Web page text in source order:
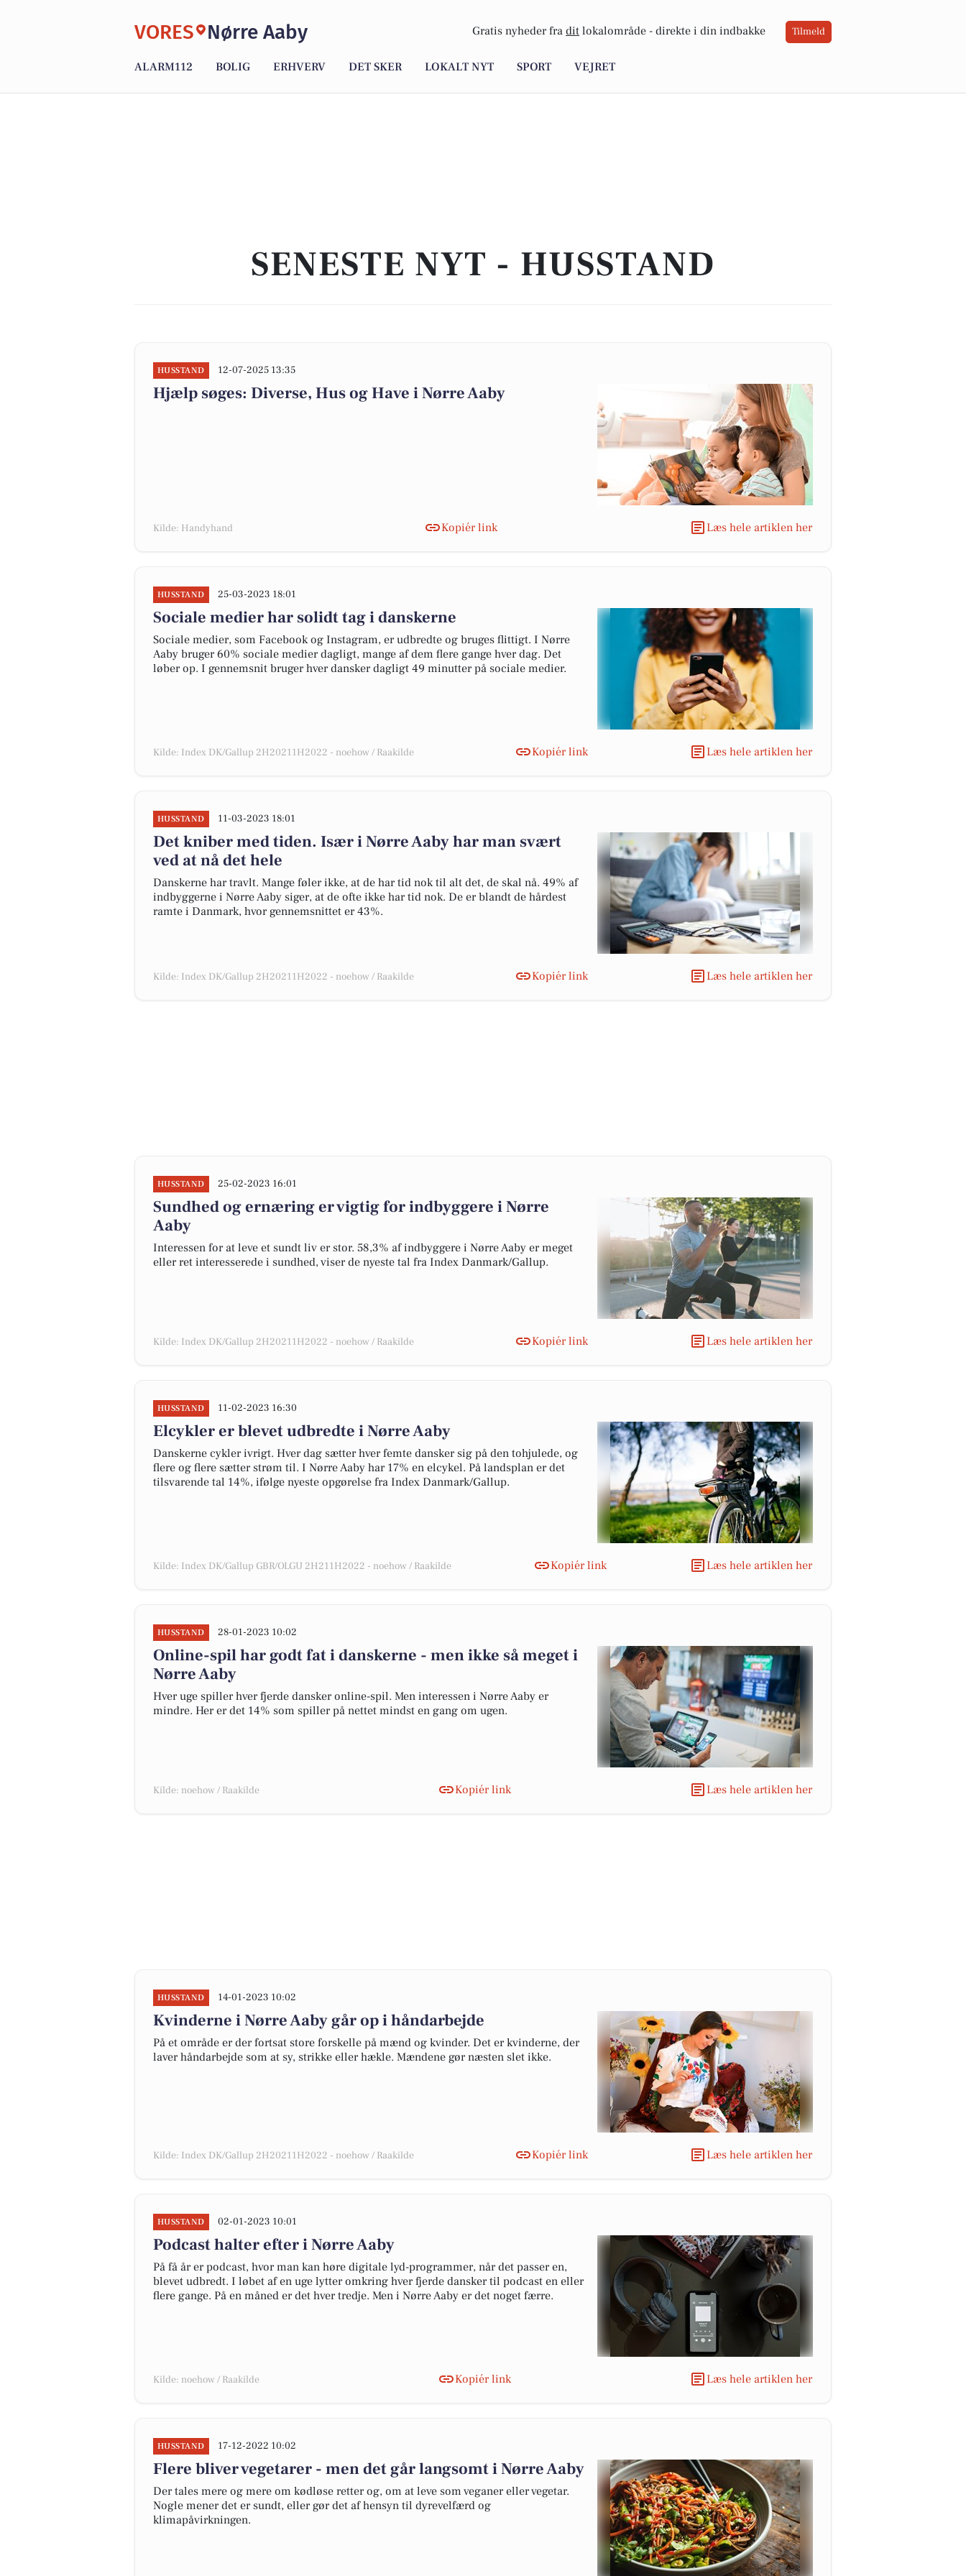
VORES Nørre Aaby Gratis nyheder fra dit lokalområde - direkte i din indbakke Tilmeld
ALARM112 BOLIG ERHVERV DET SKER LOKALT NYT SPORT VEJRET
SENESTE NYT - HUSSTAND
HUSSTAND 12-07-2025 13:35
Hjælp søges: Diverse, Hus og Have i Nørre Aaby
Kilde: Handyhand Kopiér link Læs hele artiklen her
HUSSTAND 25-03-2023 18:01
Sociale medier har solidt tag i danskerne
Sociale medier, som Facebook og Instagram, er udbredte og bruges flittigt. I Nørre
Aaby bruger 60% sociale medier dagligt, mange af dem flere gange hver dag. Det
løber op. I gennemsnit bruger hver dansker dagligt 49 minutter på sociale medier.
Kilde: Index DK/Gallup 2H20211H2022 - noehow / Raakilde Kopiér link Læs hele artiklen her
HUSSTAND 11-03-2023 18:01
Det kniber med tiden. Især i Nørre Aaby har man svært
ved at nå det hele
Danskerne har travlt. Mange føler ikke, at de har tid nok til alt det, de skal nå. 49% af
indbyggerne i Nørre Aaby siger, at de ofte ikke har tid nok. De er blandt de hårdest
ramte i Danmark, hvor gennemsnittet er 43%.
Kilde: Index DK/Gallup 2H20211H2022 - noehow / Raakilde Kopiér link Læs hele artiklen her
HUSSTAND 25-02-2023 16:01
Sundhed og ernæring er vigtig for indbyggere i Nørre
Aaby
Interessen for at leve et sundt liv er stor. 58,3% af indbyggere i Nørre Aaby er meget
eller ret interesserede i sundhed, viser de nyeste tal fra Index Danmark/Gallup.
Kilde: Index DK/Gallup 2H20211H2022 - noehow / Raakilde Kopiér link Læs hele artiklen her
HUSSTAND 11-02-2023 16:30
Elcykler er blevet udbredte i Nørre Aaby
Danskerne cykler ivrigt. Hver dag sætter hver femte dansker sig på den tohjulede, og
flere og flere sætter strøm til. I Nørre Aaby har 17% en elcykel. På landsplan er det
tilsvarende tal 14%, ifølge nyeste opgørelse fra Index Danmark/Gallup.
Kilde: Index DK/Gallup GBR/OLGU 2H211H2022 - noehow / Raakilde Kopiér link Læs hele artiklen her
HUSSTAND 28-01-2023 10:02
Online-spil har godt fat i danskerne - men ikke så meget i
Nørre Aaby
Hver uge spiller hver fjerde dansker online-spil. Men interessen i Nørre Aaby er
mindre. Her er det 14% som spiller på nettet mindst en gang om ugen.
Kilde: noehow / Raakilde Kopiér link Læs hele artiklen her
HUSSTAND 14-01-2023 10:02
Kvinderne i Nørre Aaby går op i håndarbejde
På et område er der fortsat store forskelle på mænd og kvinder. Det er kvinderne, der
laver håndarbejde som at sy, strikke eller hækle. Mændene gør næsten slet ikke.
Kilde: Index DK/Gallup 2H20211H2022 - noehow / Raakilde Kopiér link Læs hele artiklen her
HUSSTAND 02-01-2023 10:01
Podcast halter efter i Nørre Aaby
På få år er podcast, hvor man kan høre digitale lyd-programmer, når det passer en,
blevet udbredt. I løbet af en uge lytter omkring hver fjerde dansker til podcast en eller
flere gange. På en måned er det hver tredje. Men i Nørre Aaby er det noget færre.
Kilde: noehow / Raakilde Kopiér link Læs hele artiklen her
HUSSTAND 17-12-2022 10:02
Flere bliver vegetarer - men det går langsomt i Nørre Aaby
Der tales mere og mere om kødløse retter og, om at leve som veganer eller vegetar.
Nogle mener det er sundt, eller gør det af hensyn til dyrevelfærd og
klimapåvirkningen.